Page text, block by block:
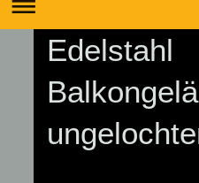
Edelstahl